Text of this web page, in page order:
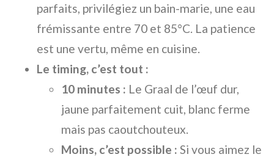
parfaits, privilégiez un bain-marie, une eau
frémissante entre 70 et 85°C. La patience
est une vertu, même en cuisine.
Le timing, c’est tout :
10 minutes : Le Graal de l’œuf dur,
jaune parfaitement cuit, blanc ferme
mais pas caoutchouteux.
Moins, c’est possible : Si vous aimez le